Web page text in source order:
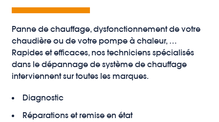
Panne de chauffage, dysfonctionnement de votre
chaudière ou de votre pompe à chaleur, …
Rapides et efficaces, nos techniciens spécialisés
dans le dépannage de système de chauffage
interviennent sur toutes les marques.
Diagnostic
Réparations et remise en état